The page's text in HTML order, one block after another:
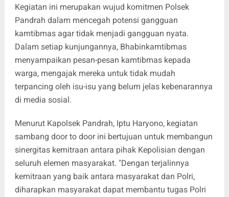
Kegiatan ini merupakan wujud komitmen Polsek
Pandrah dalam mencegah potensi gangguan
kamtibmas agar tidak menjadi gangguan nyata.
Dalam setiap kunjungannya, Bhabinkamtibmas
menyampaikan pesan-pesan kamtibmas kepada
warga, mengajak mereka untuk tidak mudah
terpancing oleh isu-isu yang belum jelas kebenarannya
di media sosial.
Menurut Kapolsek Pandrah, Iptu Haryono, kegiatan
sambang door to door ini bertujuan untuk membangun
sinergitas kemitraan antara pihak Kepolisian dengan
seluruh elemen masyarakat. "Dengan terjalinnya
kemitraan yang baik antara masyarakat dan Polri,
diharapkan masyarakat dapat membantu tugas Polri